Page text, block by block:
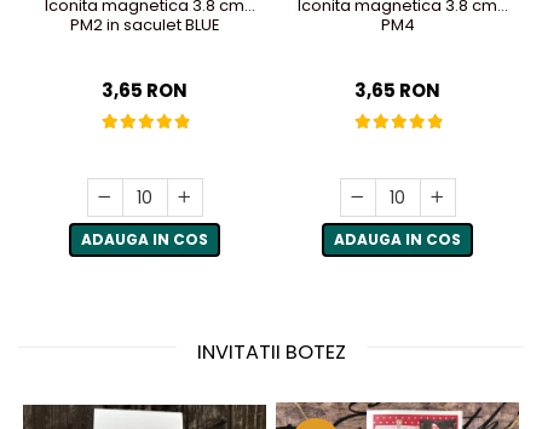
Iconita magnetica 3.8 cm
PM2 in saculet BLUE
3,65 RON
ADAUGA IN COS
Iconita magnetica 3.8 cm
PM4
3,65 RON
ADAUGA IN COS
INVITATII BOTEZ